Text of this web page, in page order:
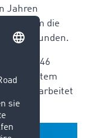
Jahren
um die
Kunden.
in 46
im System
arbeitet